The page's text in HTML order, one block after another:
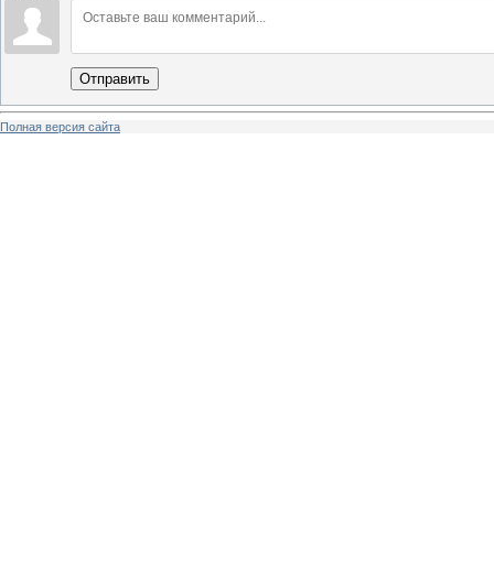
Отправить
Полная версия сайта